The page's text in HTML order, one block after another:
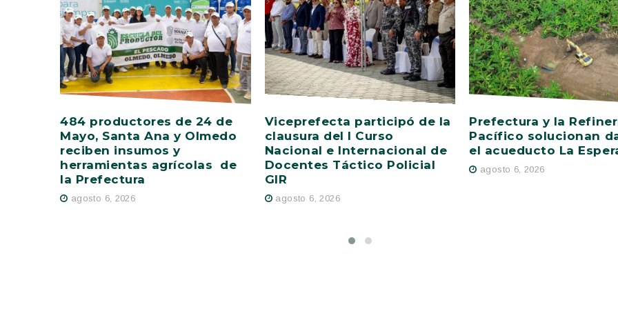
484 productores de 24 de
Mayo, Santa Ana y Olmedo
reciben insumos y
herramientas agrícolas de
la Prefectura
agosto 6, 2026
Viceprefecta participó de la
clausura del I Curso
Nacional e Internacional de
Docentes Táctico Policial
GIR
agosto 6, 2026
Prefectura y la
Pacífico solucionan
el acueducto La
agosto 6, 2026